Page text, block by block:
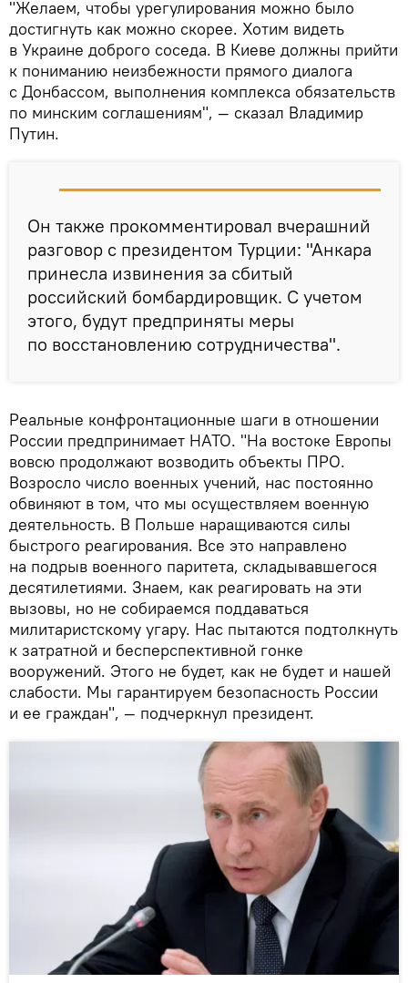
"Желаем, чтобы урегулирования можно было
достигнуть как можно скорее. Хотим видеть
в Украине доброго соседа. В Киеве должны прийти
к пониманию неизбежности прямого диалога
с Донбассом, выполнения комплекса обязательств
по минским соглашениям", — сказал Владимир
Путин.
Он также прокомментировал вчерашний
разговор с президентом Турции: "Анкара
принесла извинения за сбитый
российский бомбардировщик. С учетом
этого, будут предприняты меры
по восстановлению сотрудничества".
Реальные конфронтационные шаги в отношении
России предпринимает НАТО. "На востоке Европы
вовсю продолжают возводить объекты ПРО.
Возросло число военных учений, нас постоянно
обвиняют в том, что мы осуществляем военную
деятельность. В Польше наращиваются силы
быстрого реагирования. Все это направлено
на подрыв военного паритета, складывавшегося
десятилетиями. Знаем, как реагировать на эти
вызовы, но не собираемся поддаваться
милитаристскому угару. Нас пытаются подтолкнуть
к затратной и бесперспективной гонке
вооружений. Этого не будет, как не будет и нашей
слабости. Мы гарантируем безопасность России
и ее граждан", — подчеркнул президент.